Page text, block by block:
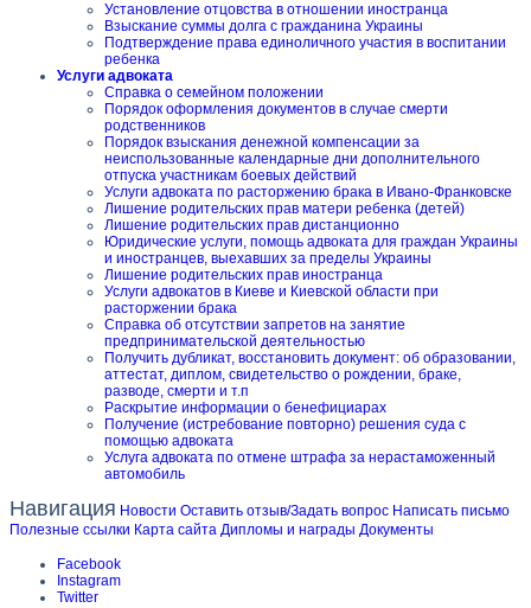
Установление отцовства в отношении иностранца
Взыскание суммы долга с гражданина Украины
Подтверждение права единоличного участия в воспитании
ребенка
Услуги адвоката
Справка о семейном положении
Порядок оформления документов в случае смерти
родственников
Порядок взыскания денежной компенсации за
неиспользованные календарные дни дополнительного
отпуска участникам боевых действий
Услуги адвоката по расторжению брака в Ивано-Франковске
Лишение родительских прав матери ребенка (детей)
Лишение родительских прав дистанционно
Юридические услуги, помощь адвоката для граждан Украины
и иностранцев, выехавших за пределы Украины
Лишение родительских прав иностранца
Услуги адвокатов в Киеве и Киевской области при
расторжении брака
Справка об отсутствии запретов на занятие
предпринимательской деятельностью
Получить дубликат, восстановить документ: об образовании,
аттестат, диплом, свидетельство о рождении, браке,
разводе, смерти и т.п
Раскрытие информации о бенефициарах
Получение (истребование повторно) решения суда с
помощью адвоката
Услуга адвоката по отмене штрафа за нерастаможенный
автомобиль
Навигация Новости Оставить отзыв/Задать вопрос Написать письмо
Полезные ссылки Карта сайта Дипломы и награды Документы
Facebook
Instagram
Twitter